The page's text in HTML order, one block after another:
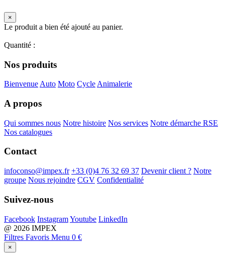
×
Le produit a bien été ajouté au panier.
Quantité :
Nos produits
Bienvenue Auto Moto Cycle Animalerie
A propos
Qui sommes nous Notre histoire Nos services Notre démarche RSE
Nos catalogues
Contact
infoconso@impex.fr +33 (0)4 76 32 69 37 Devenir client ? Notre
groupe Nous rejoindre CGV Confidentialité
Suivez-nous
Facebook InstagramYoutube LinkedIn
@ 2026 IMPEX
Filtres Favoris Menu 0 €
×